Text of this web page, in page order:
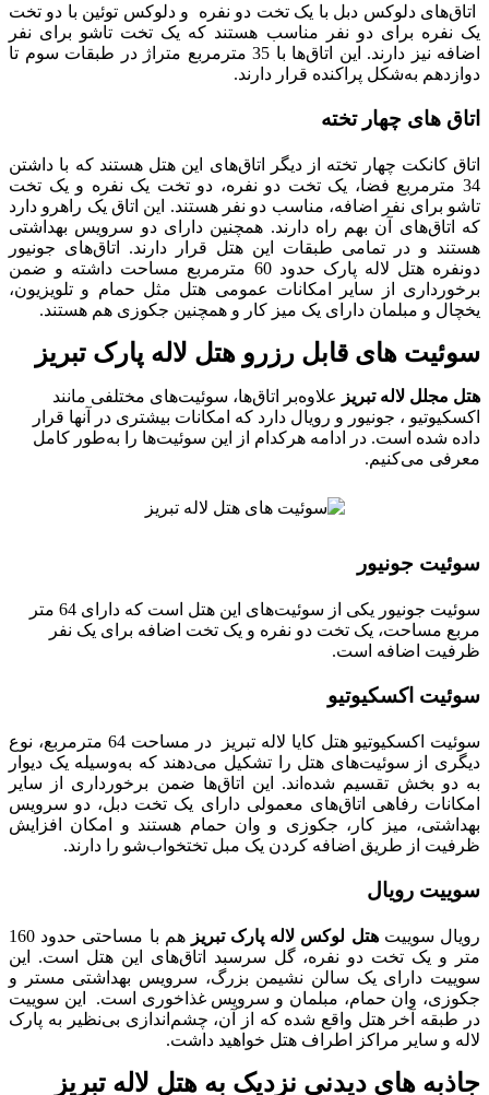
اتاق‌های دلوکس دبل با یک تخت دو نفره و دلوکس توئین با دو تخت
یک نفره برای دو نفر مناسب هستند که یک تخت تاشو برای نفر
اضافه نیز دارند. این اتاق‌ها با 35 مترمربع متراژ در طبقات سوم تا
دوازدهم به‌شکل پراکنده قرار دارند.
اتاق های چهار تخته
اتاق کانکت چهار تخته از دیگر اتاق‌های این هتل هستند که با داشتن
34 مترمربع فضا، یک تخت دو نفره، دو تخت یک نفره و یک تخت
تاشو برای نفر اضافه، مناسب دو نفر هستند. این اتاق یک راهرو دارد
که اتاق‌های آن بهم راه دارند. همچنین دارای دو سرویس بهداشتی
هستند و در تمامی طبقات این هتل قرار دارند. اتاق‌های جونیور
دونفره هتل لاله پارک حدود 60 مترمربع مساحت داشته و ضمن
برخورداری از سایر امکانات عمومی هتل مثل حمام و تلویزیون،
یخچال و مبلمان دارای یک میز کار و همچنین جکوزی هم هستند.
سوئیت های قابل رزرو هتل لاله پارک تبریز
هتل مجلل لاله تبریز علاوه‌بر اتاق‌ها، سوئیت‌های مختلفی مانند
اکسکیوتیو ، جونیور و رویال دارد که امکانات بیشتری در آنها قرار
داده شده است. در ادامه هرکدام از این سوئیت‌ها را به‌طور کامل
معرفی می‌کنیم.
سوئیت جونیور
سوئیت جونیور یکی از سوئیت‌های این هتل است که دارای 64 متر
مربع مساحت، یک تخت دو نفره و یک تخت اضافه برای یک نفر
ظرفیت اضافه است.
سوئیت اکسکیوتیو
سوئیت اکسکیوتیو هتل کایا لاله تبریز در مساحت 64 مترمربع، نوع
دیگری از سوئیت‌های هتل را تشکیل می‌دهند که به‌وسیله یک دیوار
به دو بخش تقسیم شده‌اند. این اتاق‌ها ضمن برخورداری از سایر
امکانات رفاهی اتاق‌های معمولی دارای یک تخت دبل، دو سرویس
بهداشتی، میز کار، جکوزی و وان حمام هستند و امکان افزایش
ظرفیت از طریق اضافه کردن یک مبل تختخواب‌شو را دارند.
سوییت رویال
رویال سوییتهتل لوکس لاله پارک تبریز
هم با مساحتی حدود 160
متر و یک تخت دو نفره، گل سرسبد اتاق‌های این هتل است. این
سوییت دارای یک سالن نشیمن بزرگ، سرویس بهداشتی مستر و
جکوزی، وان حمام، مبلمان و سرویس غذاخوری است. این سوییت
در طبقه آخر هتل واقع شده که از آن، چشم‌اندازی بی‌نظیر به پارک
لاله و سایر مراکز اطراف هتل خواهید داشت.
جاذبه های دیدنی نزدیک به هتل لاله تبریز